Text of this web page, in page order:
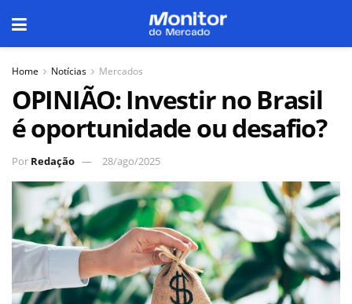
Home Notícias Mercados
OPINIÃO: Investir no Brasil
é oportunidade ou desafio?
Por Redação 28/ago/2025